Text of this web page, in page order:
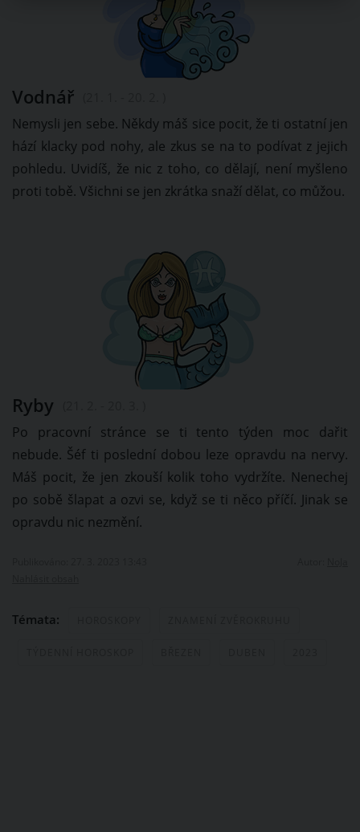
Vodnář
Nemysli jen sebe. Někdy máš sice pocit, že ti ostatní jen
hází klacky pod nohy, ale zkus se na to podívat z jejich
pohledu. Uvidíš, že nic z toho, co dělají, není myšleno
proti tobě. Všichni se jen zkrátka snaží dělat, co můžou.
Ryby
Po pracovní stránce se ti tento týden moc dařit
nebude. Šéf ti poslední dobou leze opravdu na nervy.
Máš pocit, že jen zkouší kolik toho vydržíte. Nenechej
po sobě šlapat a ozvi se, když se ti něco příčí. Jinak se
opravdu nic nezmění.
Témata: